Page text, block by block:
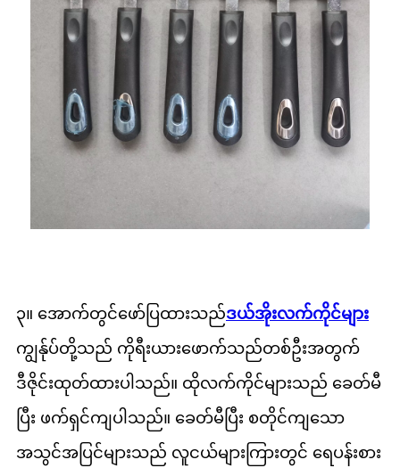
၃။ အောက်တွင်ဖော်ပြထားသည်ဒယ်အိုးလက်ကိုင်များ
ကျွန်ုပ်တို့သည် ကိုရီးယားဖောက်သည်တစ်ဦးအတွက်
ဒီဇိုင်းထုတ်ထားပါသည်။ ထိုလက်ကိုင်များသည် ခေတ်မီ
ပြီး ဖက်ရှင်ကျပါသည်။ ခေတ်မီပြီး စတိုင်ကျသော
အသွင်အပြင်များသည် လူငယ်များကြားတွင် ရေပန်းစား